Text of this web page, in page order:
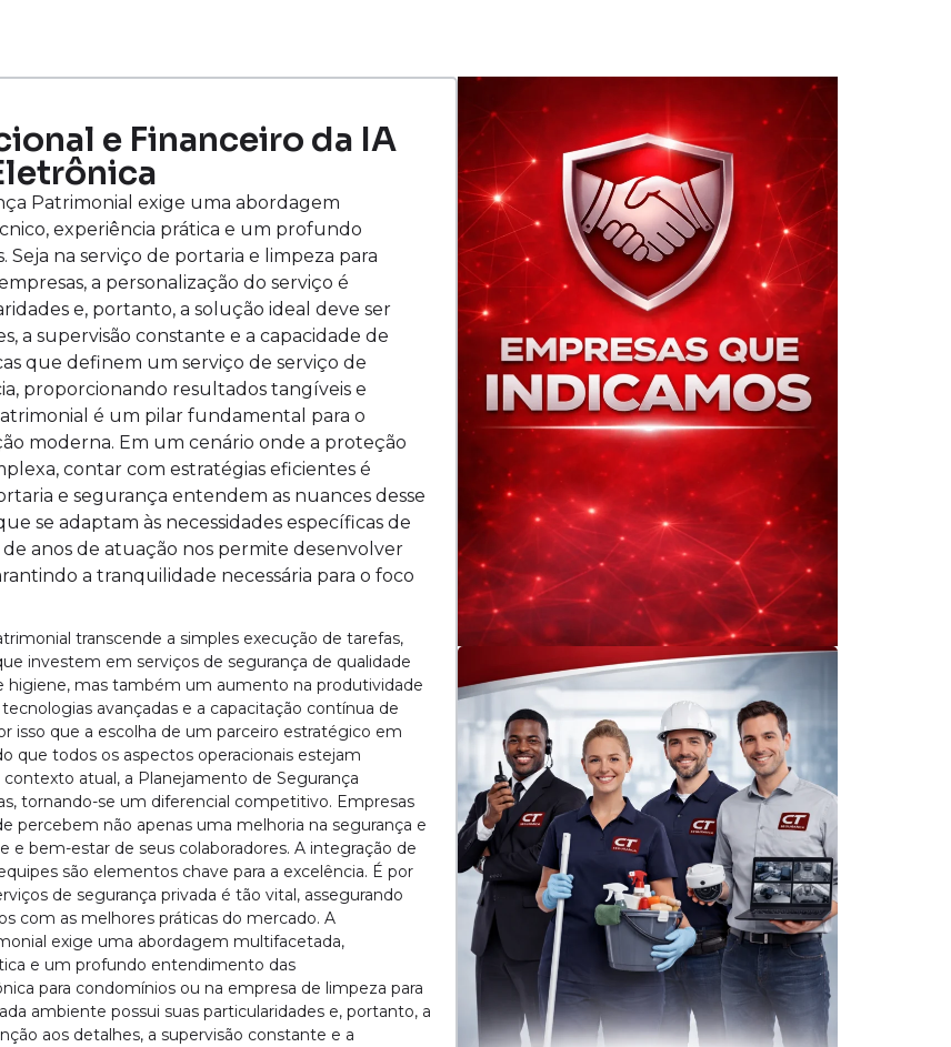
e Financeiro da IA
Patrimonial exige uma abordagem
experiência prática e um profundo
na serviço de portaria e limpeza para
a personalização do serviço é
e, portanto, a solução ideal deve ser
a supervisão constante e a capacidade de
que definem um serviço de serviço de
proporcionando resultados tangíveis e
é um pilar fundamental para o
moderna. Em um cenário onde a proteção
contar com estratégias eficientes é
e segurança entendem as nuances desse
se adaptam às necessidades específicas de
anos de atuação nos permite desenvolver
a tranquilidade necessária para o foco
transcende a simples execução de tarefas,
investem em serviços de segurança de qualidade
higiene, mas também um aumento na produtividade
avançadas e a capacitação contínua de
isso que a escolha de um parceiro estratégico em
que todos os aspectos operacionais estejam
atual, a Planejamento de Segurança
tornando-se um diferencial competitivo. Empresas
percebem não apenas uma melhoria na segurança e
bem-estar de seus colaboradores. A integração de
são elementos chave para a excelência. É por
de segurança privada é tão vital, assegurando
com as melhores práticas do mercado. A
exige uma abordagem multifacetada,
e um profundo entendimento das
para condomínios ou na empresa de limpeza para
ambiente possui suas particularidades e, portanto, a
aos detalhes, a supervisão constante e a